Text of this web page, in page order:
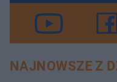
NAJNOWSZE Z